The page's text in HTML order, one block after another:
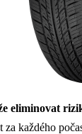
eliminovat
za každého